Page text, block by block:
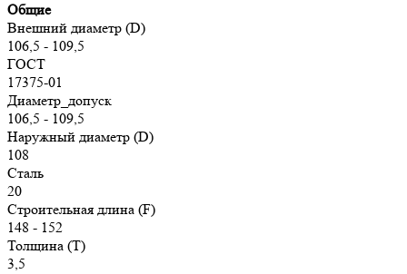
Общие
Внешний диаметр (D)
106,5 - 109,5
ГОСТ
17375-01
Диаметр_допуск
106,5 - 109,5
Наружный диаметр (D)
108
Сталь
20
Строительная длина (F)
148 - 152
Толщина (T)
3,5